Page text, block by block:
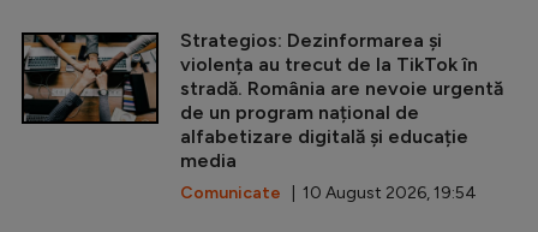
Strategios: Dezinformarea și
violența au trecut de la TikTok în
stradă. România are nevoie urgentă
de un program național de
alfabetizare digitală și educație
media
Comunicate | 10 August 2026, 19:54